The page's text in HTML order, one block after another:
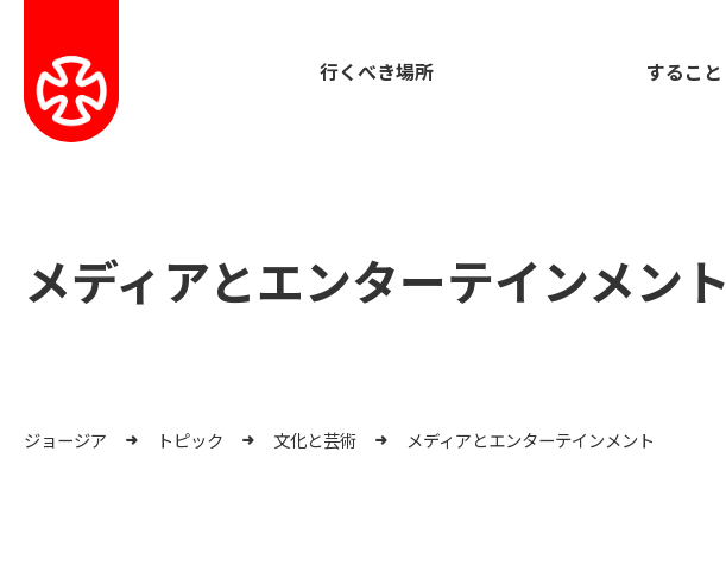
行くべき場所 すること
メディアとエンターテインメント
ジョージア トピック 文化と芸術 メディアとエンターテインメント